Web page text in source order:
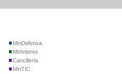
MinDefensa
MinInterior
Cancilleria
MinTIC